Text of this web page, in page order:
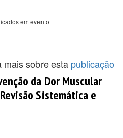
em evento
mais sobre esta publicação
da Dor Muscular
Sistemática e